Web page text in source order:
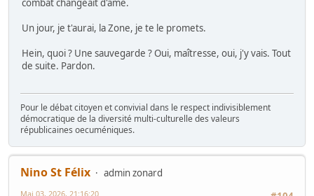
combat changeait d'âme.
Un jour, je t'aurai, la Zone, je te le promets.
Hein, quoi ? Une sauvegarde ? Oui, maîtresse, oui, j'y vais. Tout
de suite. Pardon.
Pour le débat citoyen et convivial dans le respect indivisiblement
démocratique de la diversité multi-culturelle des valeurs
républicaines oecuméniques.
Nino St Félix
admin zonard
Mai 03, 2026, 21:16:20